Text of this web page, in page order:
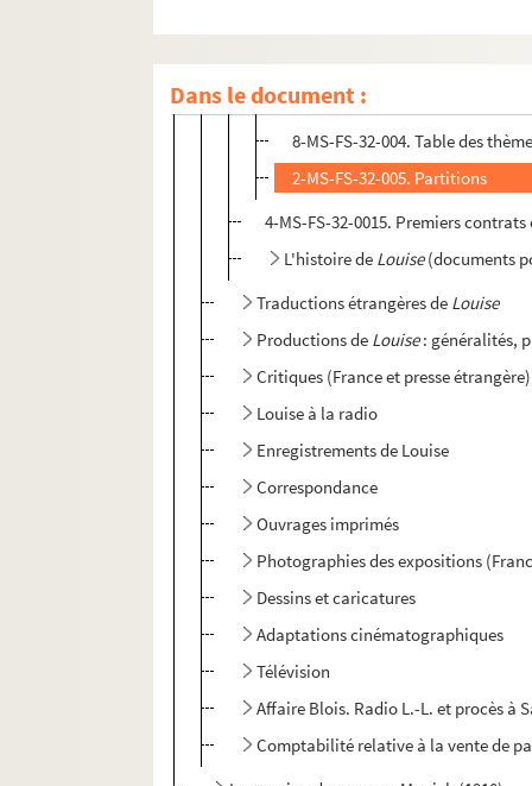
Dans le document :
Thèmes de Louise
4-MS-FS-32-0014. Thèmes de
8-MS-FS-32-004. Table des
2-MS-FS-32-005. Partitions
4-MS-FS-32-0015. Premiers
L'histoire de Louise(documents
Traductions étrangères de Louise
Productions de Louise: généralités,
Critiques (France et presse
Louise à la radio
Enregistrements de Louise
Correspondance
Ouvrages imprimés
Photographies des expositions
Dessins et caricatures
Adaptations cinématographiques
Télévision
Affaire Blois. Radio L.-L. et procès à
Comptabilité relative à la vente de